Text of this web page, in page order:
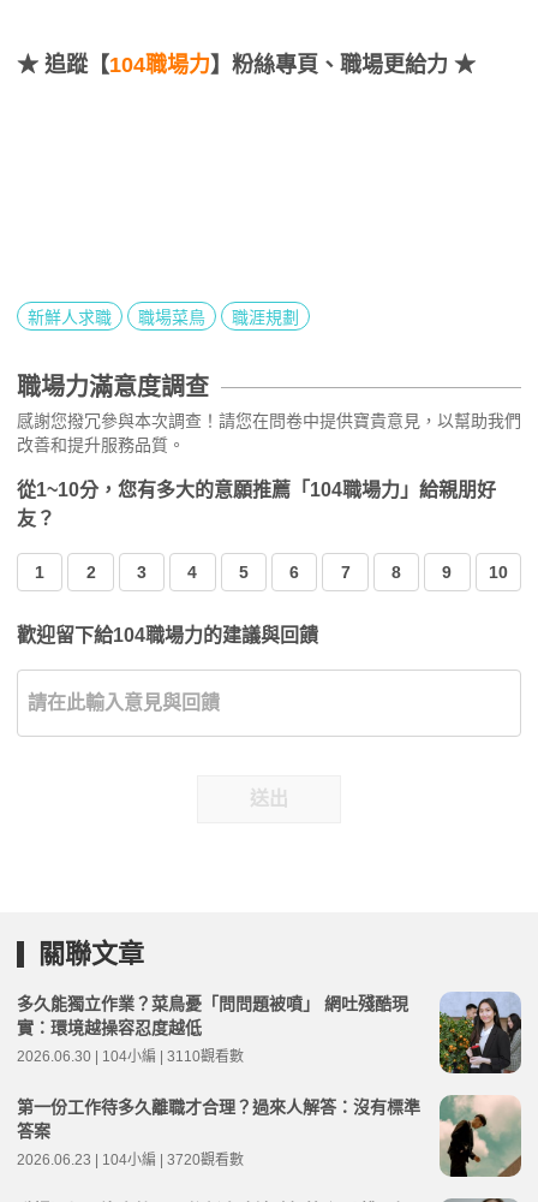
★ 追蹤【104職場力】粉絲專頁、職場更給力 ★
新鮮人求職 職場菜鳥 職涯規劃
職場力滿意度調查
感謝您撥冗參與本次調查！請您在問卷中提供寶貴意見，以幫助我們
改善和提升服務品質。
從1~10分，您有多大的意願推薦「104職場力」給親朋好
友？
1 2 3 4 5 6 7 8 9 10
歡迎留下給104職場力的建議與回饋
送出
關聯文章
多久能獨立作業？菜鳥憂「問問題被噴」 網吐殘酷現
實：環境越操容忍度越低
2026.06.30 | 104小編 | 3110觀看數
第一份工作待多久離職才合理？過來人解答：沒有標準
答案
2026.06.23 | 104小編 | 3720觀看數